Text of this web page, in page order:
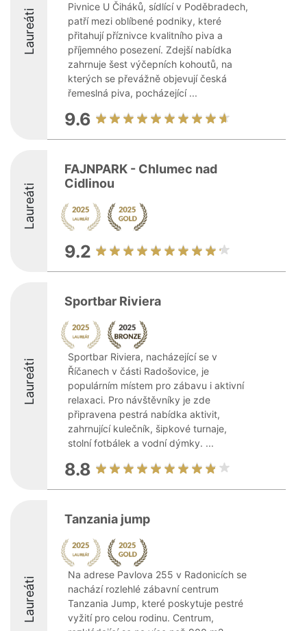
Laureáti
Pivnice U Čiháků, sídlící v Poděbradech,
patří mezi oblíbené podniky, které
přitahují příznivce kvalitního piva a
příjemného posezení. Zdejší nabídka
zahrnuje šest výčepních kohoutů, na
kterých se převážně objevují česká
řemeslná piva, pocházející ...
9.6
Laureáti
FAJNPARK - Chlumec nad
Cidlinou
9.2
Laureáti
Sportbar Riviera
Sportbar Riviera, nacházející se v
Říčanech v části Radošovice, je
populárním místem pro zábavu i aktivní
relaxaci. Pro návštěvníky je zde
připravena pestrá nabídka aktivit,
zahrnující kulečník, šipkové turnaje,
stolní fotbálek a vodní dýmky. ...
8.8
Laureáti
Tanzania jump
Na adrese Pavlova 255 v Radonicích se
nachází rozlehlé zábavní centrum
Tanzania Jump, které poskytuje pestré
vyžití pro celou rodinu. Centrum,